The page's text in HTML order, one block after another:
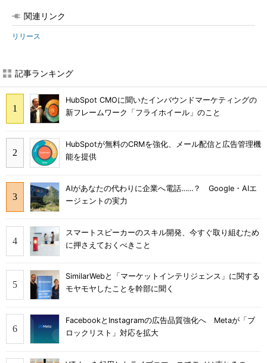
関連リンク
リリース
記事ランキング
HubSpot CMOに聞いたインバウンドマーケティングの
新フレームワーク「フライホイール」のこと
HubSpotが無料のCRMを強化、メール配信と広告管理機
能を提供
AIがあなたの代わりに企業へ電話……？ Google・AIエ
ージェントの実力
スマートスピーカーのスキル開発、今すぐ取り組むため
に押さえておくべきこと
SimilarWebと「マーケットインテリジェンス」に関する
モヤモヤしたことを幹部に聞く
FacebookとInstagramの広告品質強化へ Metaが「ブ
ロックリスト」対応を拡大